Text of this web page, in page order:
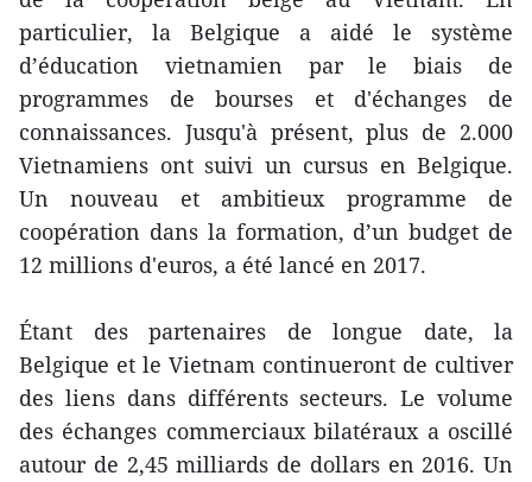
particulier, la Belgique a aidé le système
d’éducation vietnamien par le biais de
programmes de bourses et d'échanges de
connaissances. Jusqu'à présent, plus de 2.000
Vietnamiens ont suivi un cursus en Belgique.
Un nouveau et ambitieux programme de
coopération dans la formation, d’un budget de
12 millions d'euros, a été lancé en 2017.
Étant des partenaires de longue date, la
Belgique et le Vietnam continueront de cultiver
des liens dans différents secteurs. Le volume
des échanges commerciaux bilatéraux a oscillé
autour de 2,45 milliards de dollars en 2016. Un